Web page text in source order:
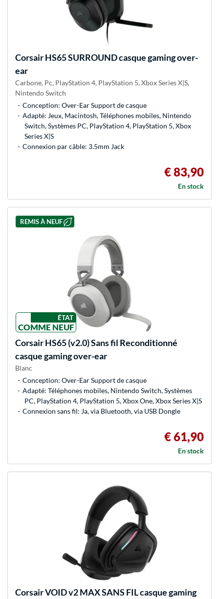
CorsairHS65 SURROUND casque gaming over-
ear
Carbone, Pc, PlayStation 4, PlayStation 5, Xbox Series X|S,
Nintendo Switch
Conception: Over-Ear Support de casque
Adapté: Jeux, Macintosh, Téléphones mobiles, Nintendo
Switch, Systèmes PC, PlayStation 4, PlayStation 5, Xbox
Series X|S
Connexion par câble: 3.5mm Jack
€ 83,90
En stock
REMIS À NEUF
ÉTAT
COMME NEUF
CorsairHS65 (v2.0) Sans fil Reconditionné
casque gaming over-ear
Blanc
Conception: Over-Ear Support de casque
Adapté: Téléphones mobiles, Nintendo Switch, Systèmes
PC, PlayStation 4, PlayStation 5, Xbox One, Xbox Series X|S
Connexion sans fil: Ja, via Bluetooth, via USB Dongle
€ 61,90
En stock
CorsairVOID v2 MAX SANS FIL casque gaming